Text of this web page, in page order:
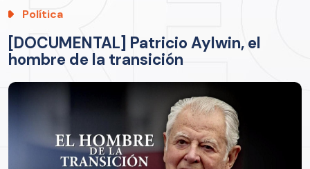
Política
[DOCUMENTAL] Patricio Aylwin, el
hombre de la transición